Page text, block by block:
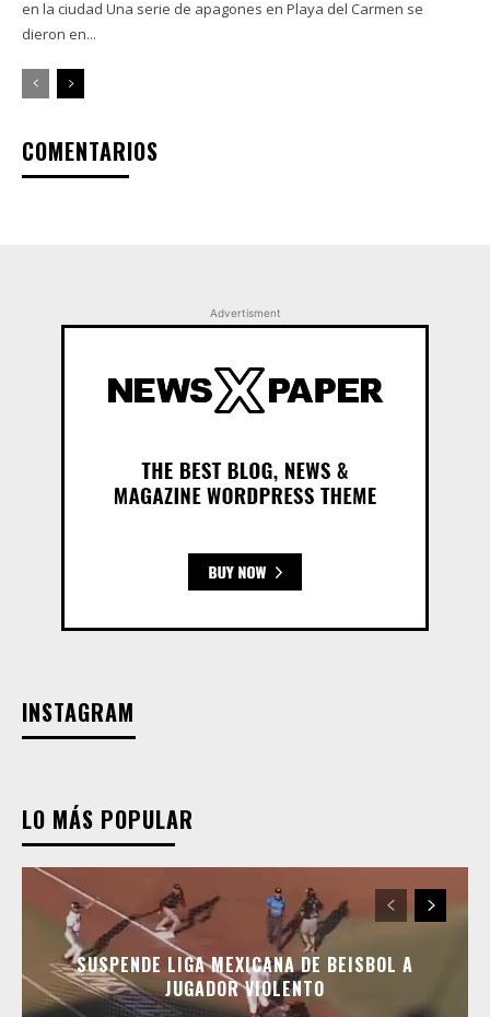
en la ciudad Una serie de apagones en Playa del Carmen se
dieron en...
COMENTARIOS
Advertisment
INSTAGRAM
LO MÁS POPULAR
SUSPENDE LIGA MEXICANA DE BEISBOL A
JUGADOR VIOLENTO